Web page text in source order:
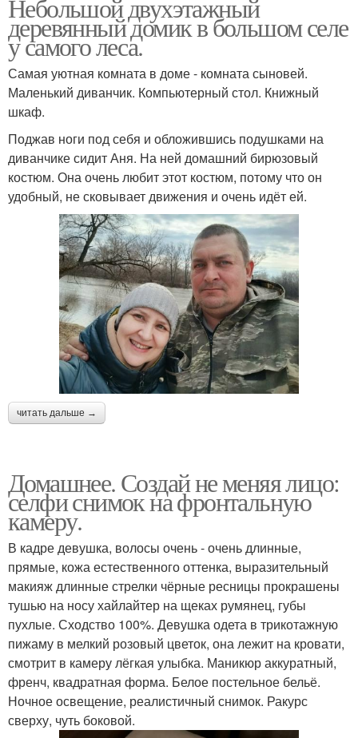
Небольшой двухэтажный
деревянный домик в большом селе
у самого леса.
Самая уютная комната в доме - комната сыновей.
Маленький диванчик. Компьютерный стол. Книжный
шкаф.
Поджав ноги под себя и обложившись подушками на
диванчике сидит Аня. На ней домашний бирюзовый
костюм. Она очень любит этот костюм, потому что он
удобный, не сковывает движения и очень идёт ей.
читать дальше →
Домашнее. Создай не меняя лицо:
селфи снимок на фронтальную
камеру.
В кадре девушка, волосы очень - очень длинные,
прямые, кожа естественного оттенка, выразительный
макияж длинные стрелки чёрные ресницы прокрашены
тушью на носу хайлайтер на щеках румянец, губы
пухлые. Сходство 100%. Девушка одета в трикотажную
пижаму в мелкий розовый цветок, она лежит на кровати,
смотрит в камеру лёгкая улыбка. Маникюр аккуратный,
френч, квадратная форма. Белое постельное бельё.
Ночное освещение, реалистичный снимок. Ракурс
сверху, чуть боковой.